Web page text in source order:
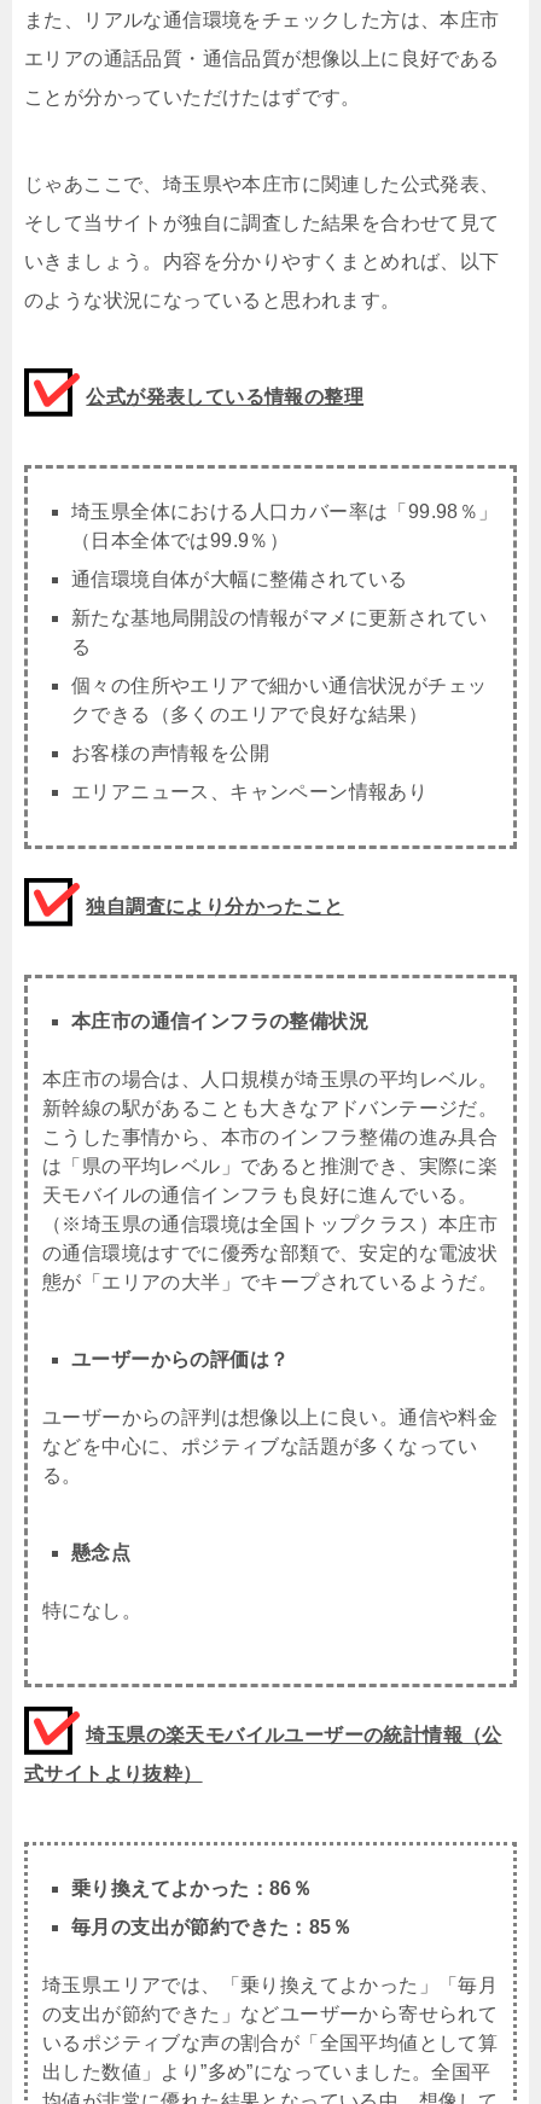
また、リアルな通信環境をチェックした方は、本庄市
エリアの通話品質・通信品質が想像以上に良好である
ことが分かっていただけたはずです。
じゃあここで、埼玉県や本庄市に関連した公式発表、
そして当サイトが独自に調査した結果を合わせて見て
いきましょう。内容を分かりやすくまとめれば、以下
のような状況になっていると思われます。
公式が発表している情報の整理
埼玉県全体における人口カバー率は「99.98％」
（日本全体では99.9％）
通信環境自体が大幅に整備されている
新たな基地局開設の情報がマメに更新されてい
る
個々の住所やエリアで細かい通信状況がチェッ
クできる（多くのエリアで良好な結果）
お客様の声情報を公開
エリアニュース、キャンペーン情報あり
独自調査により分かったこと
本庄市の通信インフラの整備状況
本庄市の場合は、人口規模が埼玉県の平均レベル。
新幹線の駅があることも大きなアドバンテージだ。
こうした事情から、本市のインフラ整備の進み具合
は「県の平均レベル」であると推測でき、実際に楽
天モバイルの通信インフラも良好に進んでいる。
（※埼玉県の通信環境は全国トップクラス）本庄市
の通信環境はすでに優秀な部類で、安定的な電波状
態が「エリアの大半」でキープされているようだ。
ユーザーからの評価は？
ユーザーからの評判は想像以上に良い。通信や料金
などを中心に、ポジティブな話題が多くなってい
る。
懸念点
特になし。
埼玉県の楽天モバイルユーザーの統計情報（公
式サイトより抜粋）
乗り換えてよかった：86％
毎月の支出が節約できた：85％
埼玉県エリアでは、「乗り換えてよかった」「毎月
の支出が節約できた」などユーザーから寄せられて
いるポジティブな声の割合が「全国平均値として算
出した数値」より”多め”になっていました。全国平